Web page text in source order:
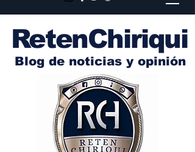
RetenChiriqui
Blog de noticias y opinión